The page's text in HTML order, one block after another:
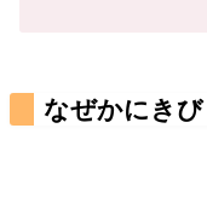
なぜかにき